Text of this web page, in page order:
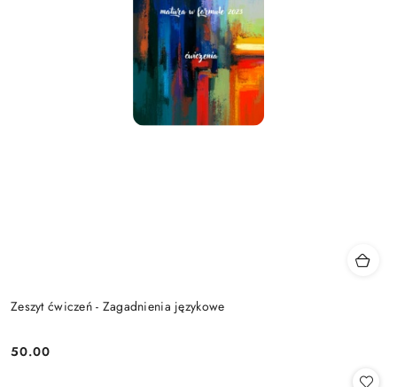
Zeszyt ćwiczeń - Zagadnienia językowe
Cena:
50.00